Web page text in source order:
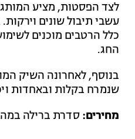
לצד הפסטות, מציע
עשבי תיבול שונים
כלל הרטבים מוכנים
החג.
שנמרח בקלות ובאחדות
מחירים: סדרת ברילה במהדורה המוגבלת: